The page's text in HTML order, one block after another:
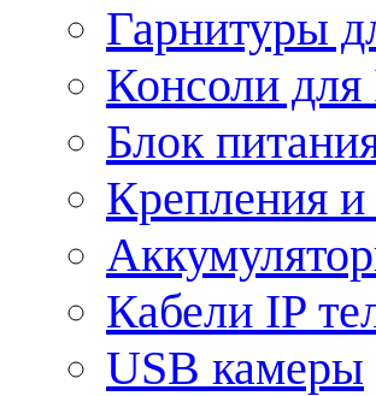
Гарнитуры
Консоли
Блок
Крепления
Кабели IP
USB камеры